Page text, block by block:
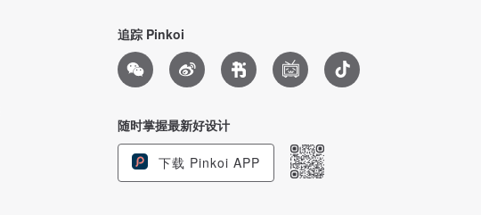
追踪 Pinkoi
随时掌握最新好设计
下载 Pinkoi APP